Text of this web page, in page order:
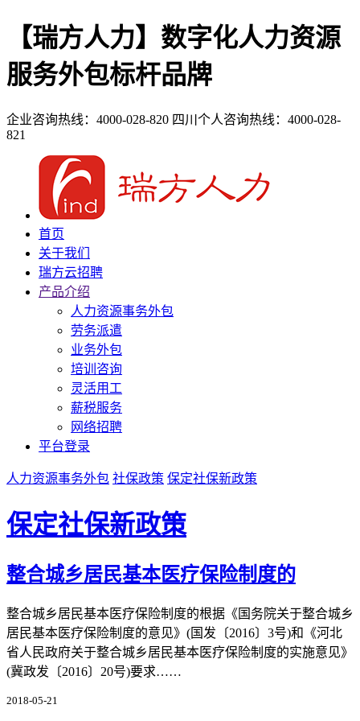
【瑞方人力】数字化人力资源
服务外包标杆品牌
企业咨询热线：4000-028-820 四川个人咨询热线：4000-028-
821
首页
关于我们
瑞方云招聘
产品介绍
人力资源事务外包
劳务派遣
业务外包
培训咨询
灵活用工
薪税服务
网络招聘
平台登录
人力资源事务外包 社保政策 保定社保新政策
保定社保新政策
整合城乡居民基本医疗保险制度的
整合城乡居民基本医疗保险制度的根据《国务院关于整合城乡
居民基本医疗保险制度的意见》(国发〔2016〕3号)和《河北
省人民政府关于整合城乡居民基本医疗保险制度的实施意见》
(冀政发〔2016〕20号)要求……
2018-05-21